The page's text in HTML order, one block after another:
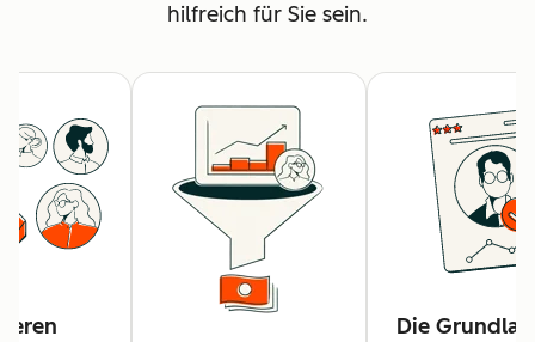
hilfreich für Sie sein.
Die